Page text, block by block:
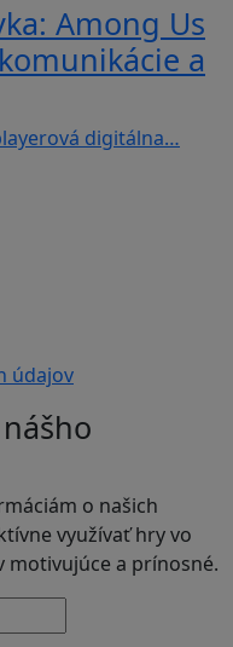
Among Us
a
digitálna…
údajov
o našich
využívať hry vo
motivujúce a prínosné.